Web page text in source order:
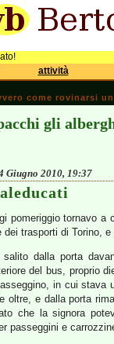
attività
come rovinarsi
gli
Giugno 2010, 19:37
pomeriggio tornavo a
dei trasporti di Torino,
salito dalla porta
del bus, proprio
in cui stava
oltre, e dalla porta
che la signora
passeggini e